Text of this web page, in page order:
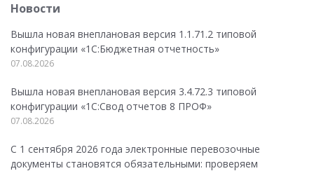
Новости
Вышла новая внеплановая версия 1.1.71.2 типовой
конфигурации «1C:Бюджетная отчетность»
07.08.2026
Вышла новая внеплановая версия 3.4.72.3 типовой
конфигурации «1C:Свод отчетов 8 ПРОФ»
07.08.2026
С 1 сентября 2026 года электронные перевозочные
документы становятся обязательными: проверяем